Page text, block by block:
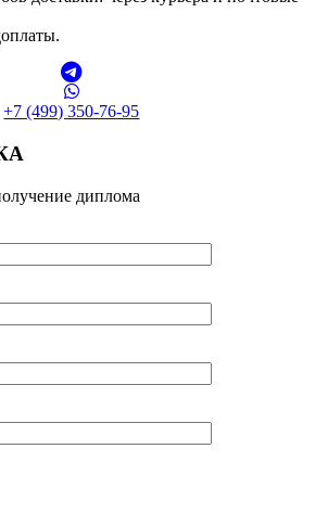
+7 (499) 350-76-95
диплома